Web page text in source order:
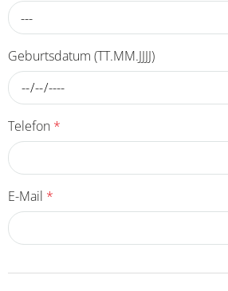
---
Geburtsdatum (TT.MM.JJJJ)
Telefon *
E-Mail *